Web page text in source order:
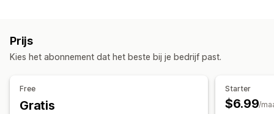
Aanpassing
API's
Voorwaardelijke logica
Aangepaste triggers
Geplande taken
Tracking bij meerdere vervoerders
Klantmeldingen Trackinggeschiedenis
Prijs
Kies het abonnement dat het beste bij je bedrijf past.
Free
Gratis
Starter
$6.99/